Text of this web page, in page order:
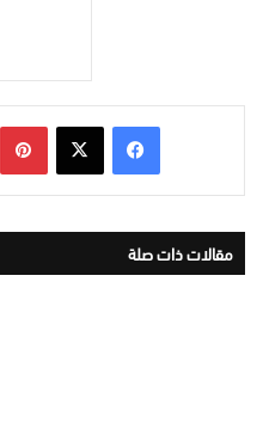
مقالات ذات صلة